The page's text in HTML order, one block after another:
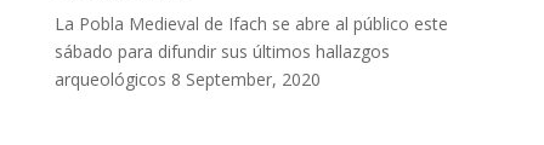
La Pobla Medieval de Ifach se abre al público este
sábado para difundir sus últimos hallazgos
arqueológicos 8 September, 2020